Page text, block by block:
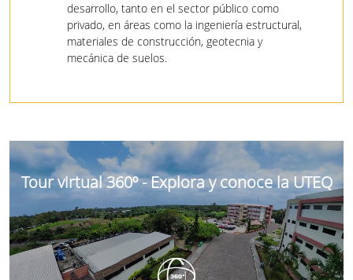
desarrollo, tanto en el sector público como
privado, en áreas como la ingeniería estructural,
materiales de construcción, geotecnia y
mecánica de suelos.
Tour virtual 360º - Explora y conoce la UTEQ